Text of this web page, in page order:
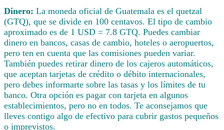
Dinero: La moneda oficial de Guatemala es el quetzal
(GTQ), que se divide en 100 centavos. El tipo de cambio
aproximado es de 1 USD = 7.8 GTQ. Puedes cambiar
dinero en bancos, casas de cambio, hoteles o aeropuertos,
pero ten en cuenta que las comisiones pueden variar.
También puedes retirar dinero de los cajeros automáticos,
que aceptan tarjetas de crédito o débito internacionales,
pero debes informarte sobre las tasas y los límites de tu
banco. Otra opción es pagar con tarjeta en algunos
establecimientos, pero no en todos. Te aconsejamos que
lleves contigo algo de efectivo para cubrir gastos pequeños
o imprevistos.